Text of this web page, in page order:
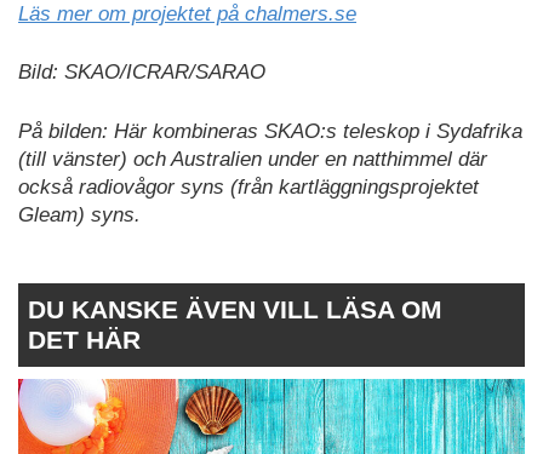
Läs mer om projektet på chalmers.se
Bild: SKAO/ICRAR/SARAO
På bilden: Här kombineras SKAO:s teleskop i Sydafrika
(till vänster) och Australien under en natthimmel där
också radiovågor syns (från kartläggningsprojektet
Gleam) syns.
DU KANSKE ÄVEN VILL LÄSA OM
DET HÄR